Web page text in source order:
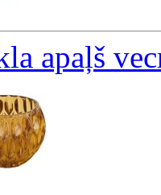
apaļš